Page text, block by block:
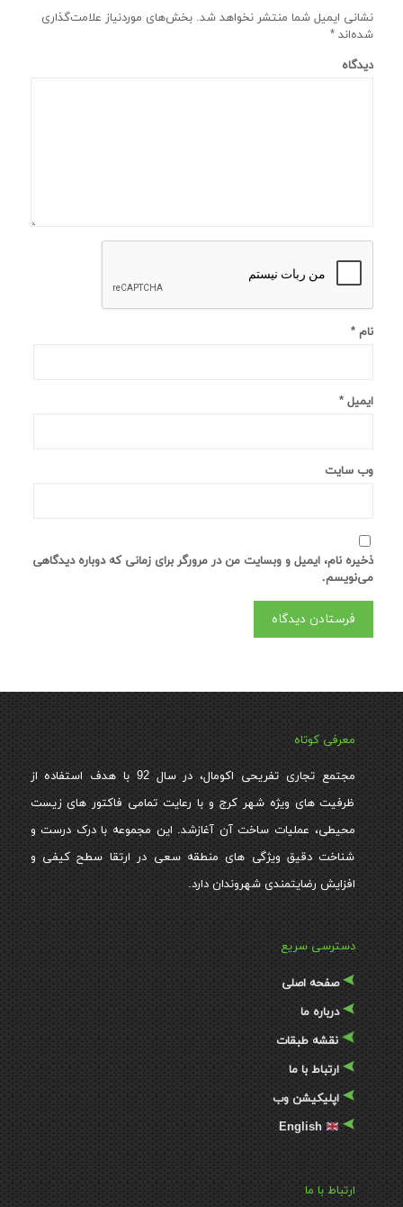
نشانی ایمیل شما منتشر نخواهد شد. بخش‌های موردنیاز علامت‌گذاری
شده‌اند*
دیدگاه
نام*
ایمیل*
وب‌ سایت
ذخیره نام، ایمیل و وبسایت من در مرورگر برای زمانی که دوباره دیدگاهی
می‌نویسم.
معرفی کوتاه
مجتمع تجاری تفریحی اکومال، در سال 92 با هدف استفاده از
ظرفیت های ویژه شهر کرج و با رعایت تمامی فاکتور های زیست
محیطی، عملیات ساخت آن آغازشد. این مجموعه با درک درست و
شناخت دقیق ویژگی های منطقه سعی در ارتقا سطح کیفی و
افزایش رضایتمندی شهروندان دارد.
دسترسی سریع
صفحه اصلی
درباره ما
نقشه طبقات
ارتباط با ما
اپلیکیشن وب
English
ارتباط با ما